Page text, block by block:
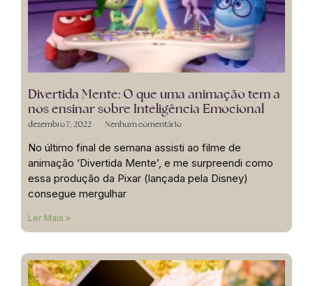
Divertida Mente: O que uma animação tem a
nos ensinar sobre Inteligência Emocional
dezembro 7, 2022 Nenhum comentário
No último final de semana assisti ao filme de
animação ‘Divertida Mente’, e me surpreendi como
essa produção da Pixar (lançada pela Disney)
consegue mergulhar
Ler Mais »